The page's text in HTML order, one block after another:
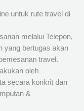
untuk rute travel di
melalui Telepon,
yang bertugas akan
travel.
oleh
secara konkrit dan
&